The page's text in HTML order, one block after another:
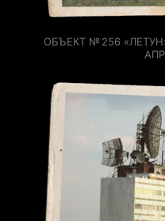
ОБЪЕКТ № 256